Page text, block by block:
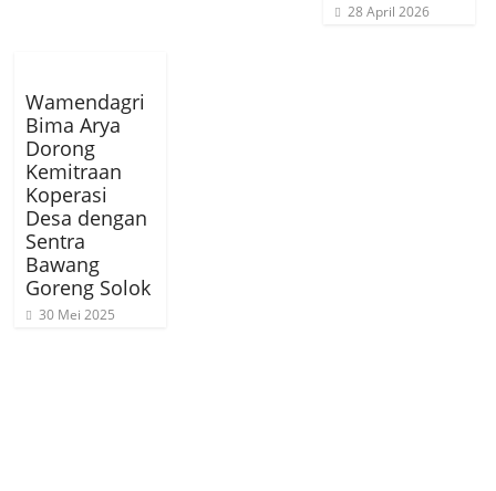
28 April 2026
Wamendagri
Bima Arya
Dorong
Kemitraan
Koperasi
Desa dengan
Sentra
Bawang
Goreng Solok
30 Mei 2025